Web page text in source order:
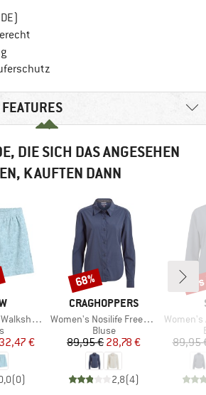
Finde die Zahlungs-Infos hier! Öffnet
DIE SICH DAS ANGESEHEN
KAUFTEN DANN
Preis
32,47 €
(0)
MARKE
CRAGHOPPERS
Artikel
Women's Nosilife Freeda Langarm Bluse
Produktgruppe
Bluse
Preis
89,95 €reduzierter Preis
28,78 €
2,8(4)
Rabatt
68%
Artikel
Women's
89,95